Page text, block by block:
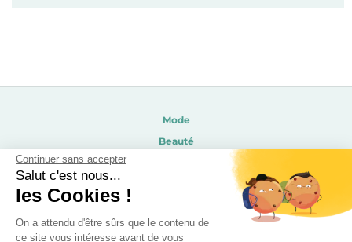
Continuer sans accepter
Salut c'est nous...
les Cookies !
On a attendu d'être sûrs que le contenu de
ce site vous intéresse avant de vous
Mode
Beauté
Calendrier de l’avent 2026
Calendrier de l’avent beauté 2026
Enfants